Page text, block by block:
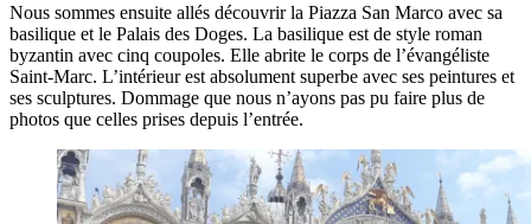
Nous sommes ensuite allés découvrir la Piazza San Marco avec sa
basilique et le Palais des Doges. La basilique est de style roman
byzantin avec cinq coupoles. Elle abrite le corps de l’évangéliste
Saint-Marc. L’intérieur est absolument superbe avec ses peintures et
ses sculptures. Dommage que nous n’ayons pas pu faire plus de
photos que celles prises depuis l’entrée.